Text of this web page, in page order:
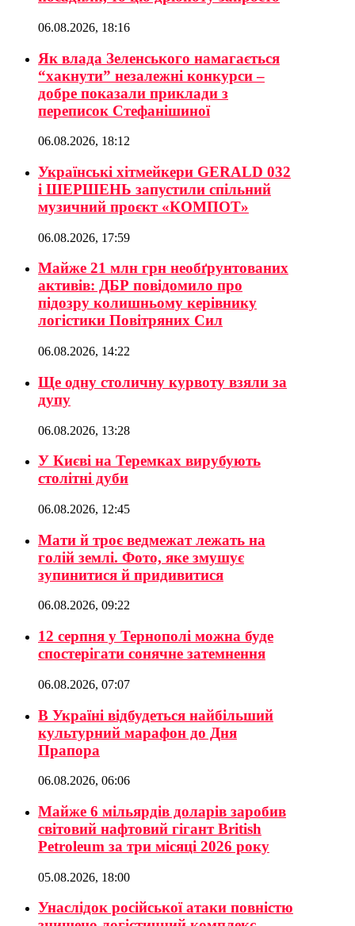
06.08.2026, 18:16
Як влада Зеленського намагається
“хакнути” незалежні конкурси –
добре показали приклади з
переписок Стефанішиної
06.08.2026, 18:12
Українські хітмейкери GERALD 032
і ШЕРШЕНЬ запустили спільний
музичний проєкт «КОМПОТ»
06.08.2026, 17:59
Майже 21 млн грн необґрунтованих
активів: ДБР повідомило про
підозру колишньому керівнику
логістики Повітряних Сил
06.08.2026, 14:22
Ще одну столичну курвоту взяли за
дупу
06.08.2026, 13:28
У Києві на Теремках вирубують
столітні дуби
06.08.2026, 12:45
Мати й троє ведмежат лежать на
голій землі. Фото, яке змушує
зупинитися й придивитися
06.08.2026, 09:22
12 серпня у Тернополі можна буде
спостерігати сонячне затемнення
06.08.2026, 07:07
В Україні відбудеться найбільший
культурний марафон до Дня
Прапора
06.08.2026, 06:06
Майже 6 мільярдів доларів заробив
світовий нафтовий гігант British
Petroleum за три місяці 2026 року
05.08.2026, 18:00
Унаслідок російської атаки повністю